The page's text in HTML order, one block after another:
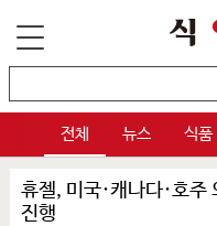
전체 뉴스 식품
휴젤, 미국·캐나다·호주
진행